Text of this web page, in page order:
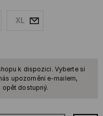
XL
k dispozici. Vyberte si
upozornění e-mailem,
opět dostupný.